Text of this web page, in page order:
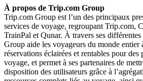
À propos de Trip.com Group
Trip.com Group est l’un des principaux
services de voyage, regroupant Trip.com,
TrainPal et Qunar. À travers ses
Group aide les voyageurs du monde entier
réservations éclairées et rentables pour des
voyage, et permet à ses partenaires de
disposition des utilisateurs grâce à